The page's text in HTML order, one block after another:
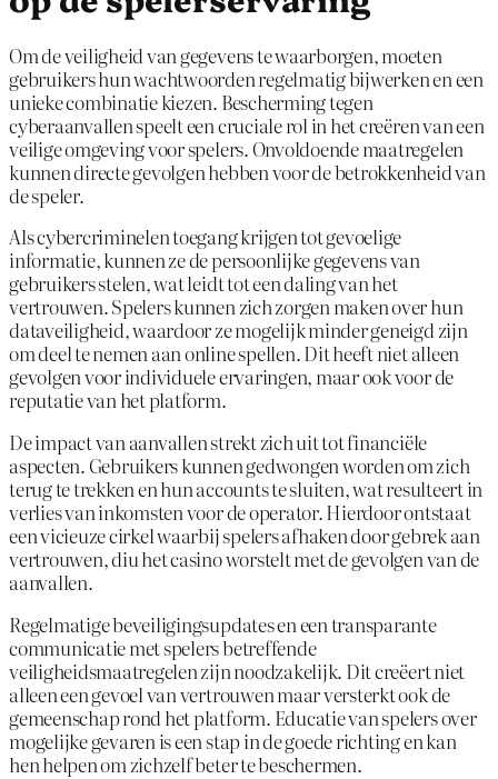
Om de veiligheid van gegevens te waarborgen, moeten
gebruikers hun wachtwoorden regelmatig bijwerken en een
unieke combinatie kiezen. Bescherming tegen
cyberaanvallen speelt een cruciale rol in het creëren van een
veilige omgeving voor spelers. Onvoldoende maatregelen
kunnen directe gevolgen hebben voor de betrokkenheid van
de speler.
Als cybercriminelen toegang krijgen tot gevoelige
informatie, kunnen ze de persoonlijke gegevens van
gebruikers stelen, wat leidt tot een daling van het
vertrouwen. Spelers kunnen zich zorgen maken over hun
dataveiligheid, waardoor ze mogelijk minder geneigd zijn
om deel te nemen aan online spellen. Dit heeft niet alleen
gevolgen voor individuele ervaringen, maar ook voor de
reputatie van het platform.
De impact van aanvallen strekt zich uit tot financiële
aspecten. Gebruikers kunnen gedwongen worden om zich
terug te trekken en hun accounts te sluiten, wat resulteert in
verlies van inkomsten voor de operator. Hierdoor ontstaat
een vicieuze cirkel waarbij spelers afhaken door gebrek aan
vertrouwen, diu het casino worstelt met de gevolgen van de
aanvallen.
Regelmatige beveiligingsupdates en een transparante
communicatie met spelers betreffende
veiligheidsmaatregelen zijn noodzakelijk. Dit creëert niet
alleen een gevoel van vertrouwen maar versterkt ook de
gemeenschap rond het platform. Educatie van spelers over
mogelijke gevaren is een stap in de goede richting en kan
hen helpen om zichzelf beter te beschermen.